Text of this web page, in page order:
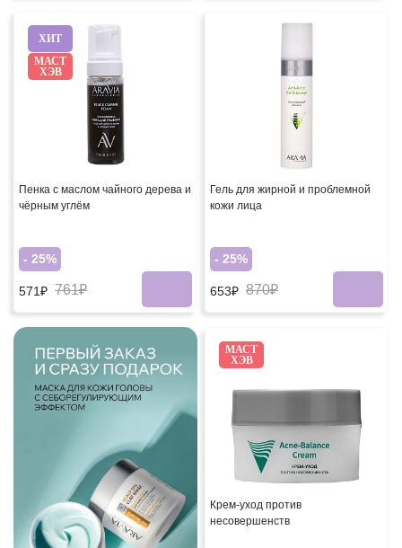
ХИТ
МАСТ
ХЭВ
Пенка с маслом чайного дерева и
чёрным углём
- 25%
571₽ 761₽
Гель для жирной и проблемной
кожи лица
- 25%
653₽ 870₽
МАСТ
ХЭВ
Крем-уход против
несовершенств